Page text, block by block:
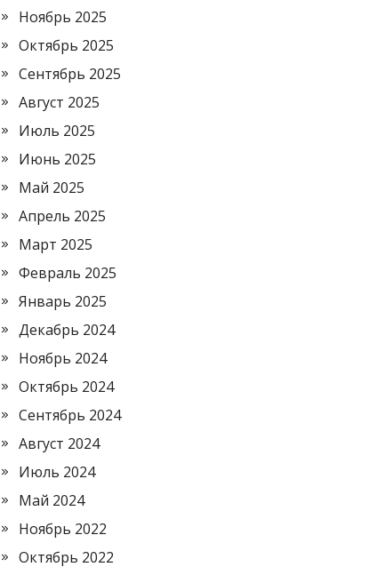
Ноябрь 2025
Октябрь 2025
Сентябрь 2025
Август 2025
Июль 2025
Июнь 2025
Май 2025
Апрель 2025
Март 2025
Февраль 2025
Январь 2025
Декабрь 2024
Ноябрь 2024
Октябрь 2024
Сентябрь 2024
Август 2024
Июль 2024
Май 2024
Ноябрь 2022
Октябрь 2022